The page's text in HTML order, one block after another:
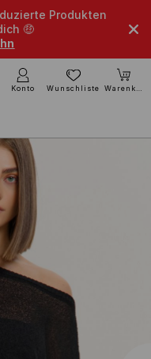
Produkten
🤑
Konto Wunschliste Warenkorb